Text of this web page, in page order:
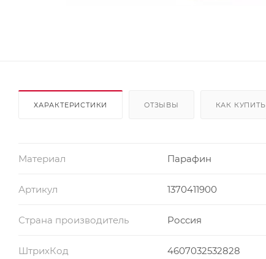
ХАРАКТЕРИСТИКИ ОТЗЫВЫ КАК КУПИТЬ
Материал Парафин
Артикул 1370411900
Страна производитель Россия
ШтрихКод 4607032532828